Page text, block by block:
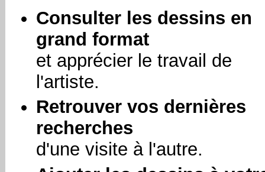
Consulter les dessins en
grand format
et apprécier le travail de
l'artiste.
Retrouver vos dernières
recherches
d'une visite à l'autre.